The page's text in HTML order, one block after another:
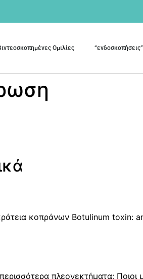
Ομιλίες “ενδοσκοπήσεις”
κοπράνων Botulinum toxin:
πλεονεκτήματα; Ποιοι